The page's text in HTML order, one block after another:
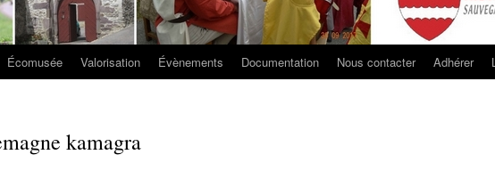
Écomusée Valorisation Évènements Documentation Nous contacter Adhérer
kamagra